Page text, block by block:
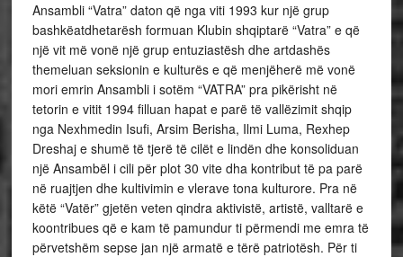
Ansambli “Vatra” daton që nga viti 1993 kur një grup
bashkëatdhetarësh formuan Klubin shqiptarë “Vatra” e që
një vit më vonë një grup entuziastësh dhe artdashës
themeluan seksionin e kulturës e që menjëherë më vonë
mori emrin Ansambli i sotëm “VATRA” pra pikërisht në
tetorin e vitit 1994 filluan hapat e parë të vallëzimit shqip
nga Nexhmedin Isufi, Arsim Berisha, Ilmi Luma, Rexhep
Dreshaj e shumë të tjerë të cilët e lindën dhe konsoliduan
një Ansambël i cili për plot 30 vite dha kontribut të pa parë
në ruajtjen dhe kultivimin e vlerave tona kulturore. Pra në
këtë “Vatër” gjetën veten qindra aktivistë, artistë, valltarë e
koontribues që e kam të pamundur ti përmendi me emra të
përvetshëm sepse jan një armatë e tërë patriotësh. Për ti